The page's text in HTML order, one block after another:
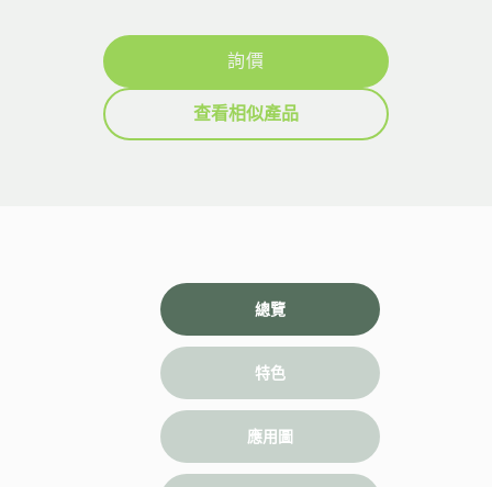
詢價
查看相似產品
總覽
特色
應用圖